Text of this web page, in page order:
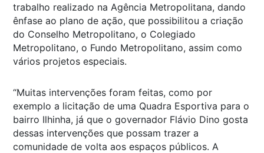
trabalho realizado na Agência Metropolitana, dando
ênfase ao plano de ação, que possibilitou a criação
do Conselho Metropolitano, o Colegiado
Metropolitano, o Fundo Metropolitano, assim como
vários projetos especiais.
“Muitas intervenções foram feitas, como por
exemplo a licitação de uma Quadra Esportiva para o
bairro Ilhinha, já que o governador Flávio Dino gosta
dessas intervenções que possam trazer a
comunidade de volta aos espaços públicos. A